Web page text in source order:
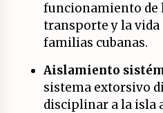
funcionamiento de
transporte y la vida
familias cubanas.
Aislamiento
sistema extorsivo
disciplinar a la isla